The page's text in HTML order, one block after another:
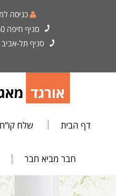
כניסה
סניף חיפה
סניף תל-אביב
דף הבית שלח קו”ח
חבר מביא חבר